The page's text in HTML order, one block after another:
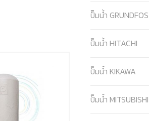
ปั๊มน้ำ GRUNDFOS
ปั๊มน้ำ HITACHI
ปั๊มน้ำ KIKAWA
ปั๊มน้ำ MITSUBISHI